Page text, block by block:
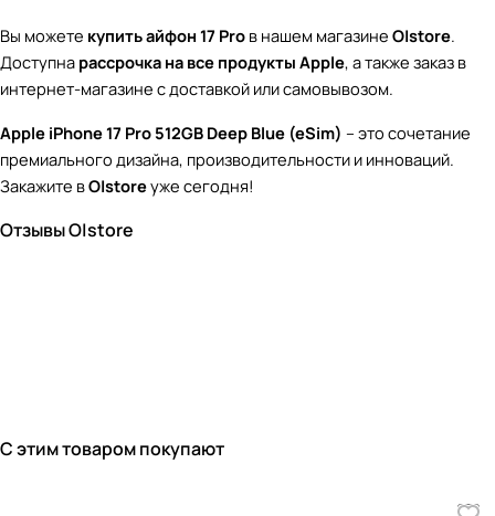
Вы можете купить айфон 17 Pro в нашем магазине O|store.
Доступна рассрочка на все продукты Apple, а также заказ в
интернет-магазине с доставкой или самовывозом.
Apple iPhone 17 Pro 512GB Deep Blue (eSim) – это сочетание
премиального дизайна, производительности и инноваций.
Закажите вO|storeуже сегодня!
Отзывы O|store
С этим товаром покупают